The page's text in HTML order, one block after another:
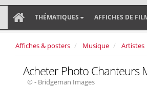
THÉMATIQUES AFFICHES DE
Affiches & posters Musique Artistes
Acheter Photo Chanteurs
© - Bridgeman Images